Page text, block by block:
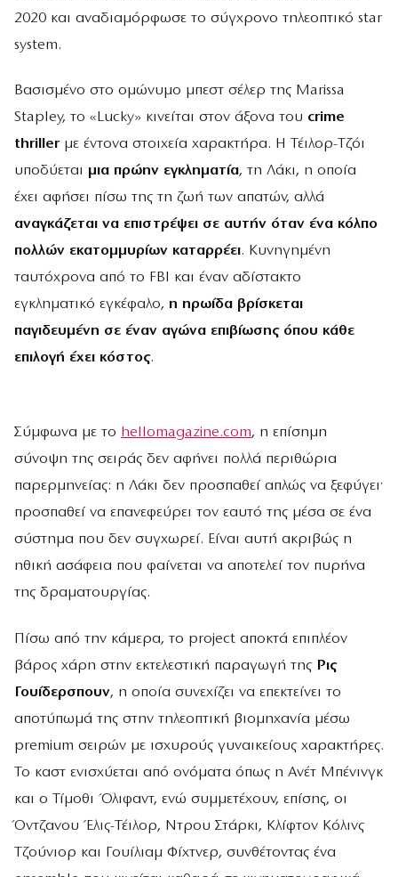
2020 και αναδιαμόρφωσε το σύγχρονο τηλεοπτικό star
system.
Βασισμένο στο ομώνυμο μπεστ σέλερ της Marissa
Stapley, το «Lucky» κινείται στον άξονα του crime
thriller με έντονα στοιχεία χαρακτήρα. Η Τέιλορ-Τζόι
υποδύεται μια πρώην εγκληματία, τη Λάκι, η οποία
έχει αφήσει πίσω της τη ζωή των απατών, αλλά
αναγκάζεται να επιστρέψει σε αυτήν όταν ένα κόλπο
πολλών εκατομμυρίων καταρρέει. Κυνηγημένη
ταυτόχρονα από το FBI και έναν αδίστακτο
εγκληματικό εγκέφαλο, η ηρωίδα βρίσκεται
παγιδευμένη σε έναν αγώνα επιβίωσης όπου κάθε
επιλογή έχει κόστος.
Σύμφωνα με το hellomagazine.com, η επίσημη
σύνοψη της σειράς δεν αφήνει πολλά περιθώρια
παρερμηνείας: η Λάκι δεν προσπαθεί απλώς να ξεφύγει·
προσπαθεί να επανεφεύρει τον εαυτό της μέσα σε ένα
σύστημα που δεν συγχωρεί. Είναι αυτή ακριβώς η
ηθική ασάφεια που φαίνεται να αποτελεί τον πυρήνα
της δραματουργίας.
Πίσω από την κάμερα, το project αποκτά επιπλέον
βάρος χάρη στην εκτελεστική παραγωγή της Ρις
Γουίδερσπουν, η οποία συνεχίζει να επεκτείνει το
αποτύπωμά της στην τηλεοπτική βιομηχανία μέσω
premium σειρών με ισχυρούς γυναικείους χαρακτήρες.
Το καστ ενισχύεται από ονόματα όπως η Ανέτ Μπένινγκ
και ο Τίμοθι Όλιφαντ, ενώ συμμετέχουν, επίσης, οι
Όντζανου Έλις-Τέιλορ, Ντρου Στάρκι, Κλίφτον Κόλινς
Τζούνιορ και Γουίλιαμ Φίχτνερ, συνθέτοντας ένα